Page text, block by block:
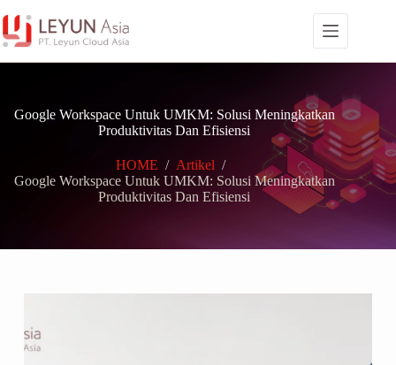
to
content
Google Workspace Untuk UMKM: Solusi Meningkatkan
Produktivitas Dan Efisiensi
HOME / Artikel /
Google Workspace Untuk UMKM: Solusi Meningkatkan
Produktivitas Dan Efisiensi